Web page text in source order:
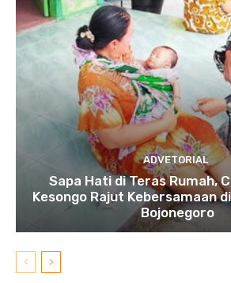
ADVETORIAL
Sapa Hati di Teras Rumah,
Kesongo Rajut Kebersamaan
Bojonegoro